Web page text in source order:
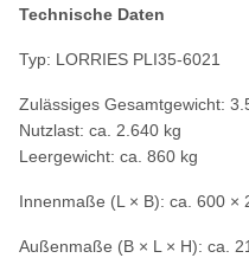
Technische Daten
Typ: LORRIES PLI35-6021
Zulässiges Gesamtgewicht:
Nutzlast: ca. 2.640 kg
Leergewicht: ca. 860 kg
Innenmaße (L × B): ca. 600 ×
Außenmaße (B × L × H): ca.